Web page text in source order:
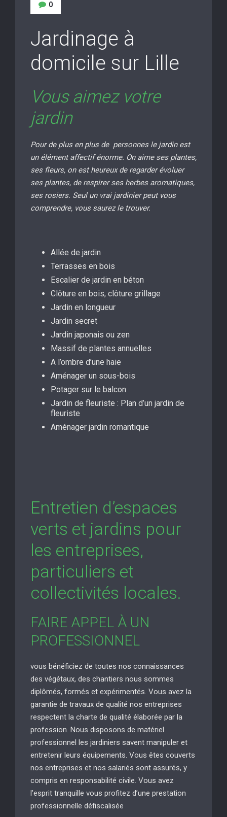
0
Jardinage à
domicile sur Lille
Vous aimez votre
jardin
Pour de plus en plus de personnes le jardin est
un élément affectif énorme. On aime ses plantes,
ses fleurs, on est heureux de regarder évoluer
ses plantes, de respirer ses herbes aromatiques,
ses rosiers. Seul un vrai jardinier peut vous
comprendre, vous saurez le trouver.
Allée de jardin
Terrasses en bois
Escalier de jardin en béton
Clôture en bois, clôture grillage
Jardin en longueur
Jardin secret
Jardin japonais ou zen
Massif de plantes annuelles
A l’ombre d’une haie
Aménager un sous-bois
Potager sur le balcon
Jardin de fleuriste : Plan d’un jardin de
fleuriste
Aménager jardin romantique
Entretien d’espaces
verts et jardins pour
les entreprises,
particuliers et
collectivités locales.
FAIRE APPEL À UN
PROFESSIONNEL
vous bénéficiez de toutes nos connaissances
des végétaux, des chantiers nous sommes
diplômés, formés et expérimentés. Vous avez la
garantie de travaux de qualité nos entreprises
respectent la charte de qualité élaborée par la
profession. Nous disposons de matériel
professionnel les jardiniers savent manipuler et
entretenir leurs équipements. Vous êtes couverts
nos entreprises et nos salariés sont assurés, y
compris en responsabilité civile. Vous avez
l’esprit tranquille vous profitez d’une prestation
professionnelle défiscalisée